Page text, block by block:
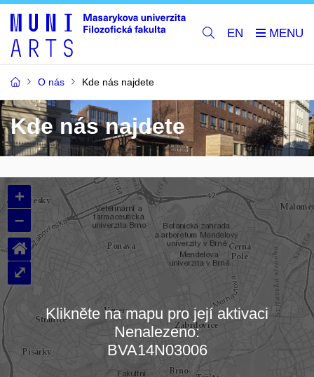
EN
O nás Kde nás najdete
Kde nás najdete
Načítám mapu…
+
–
⌂
⤢
Klikněte na mapu pro její aktivaci
Nenalezeno:
BVA14N03006